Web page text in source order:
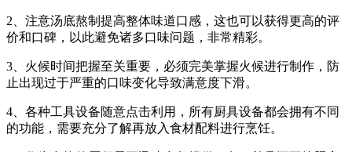
2、注意汤底熬制提高整体味道口感，这也可以获得更高的评
价和口碑，以此避免诸多口味问题，非常精彩。
3、火候时间把握至关重要，必须完美掌握火候进行制作，防
止出现过于严重的口味变化导致满意度下滑。
4、各种工具设备随意点击利用，所有厨具设备都会拥有不同
的功能，需要充分了解再放入食材配料进行烹饪。